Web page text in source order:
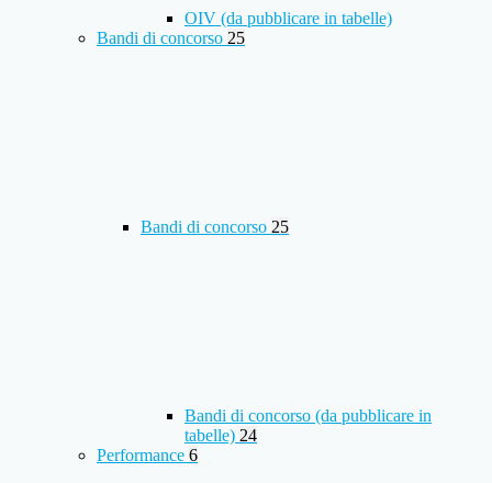
OIV (da pubblicare in tabelle)
Bandi di concorso 25
Bandi di concorso 25
Bandi di concorso (da pubblicare in
tabelle) 24
Performance 6